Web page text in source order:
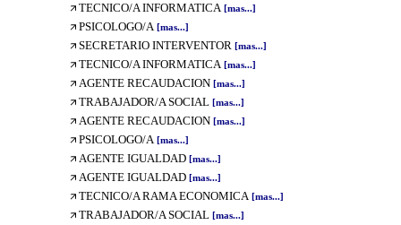
TECNICO/A INFORMATICA [mas...]
PSICOLOGO/A [mas...]
SECRETARIO INTERVENTOR [mas...]
TECNICO/A INFORMATICA [mas...]
AGENTE RECAUDACION [mas...]
TRABAJADOR/A SOCIAL [mas...]
AGENTE RECAUDACION [mas...]
PSICOLOGO/A [mas...]
AGENTE IGUALDAD [mas...]
AGENTE IGUALDAD [mas...]
TECNICO/A RAMA ECONOMICA [mas...]
TRABAJADOR/A SOCIAL [mas...]